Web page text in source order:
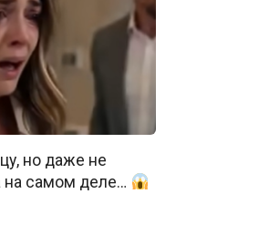
но даже не
на самом деле…